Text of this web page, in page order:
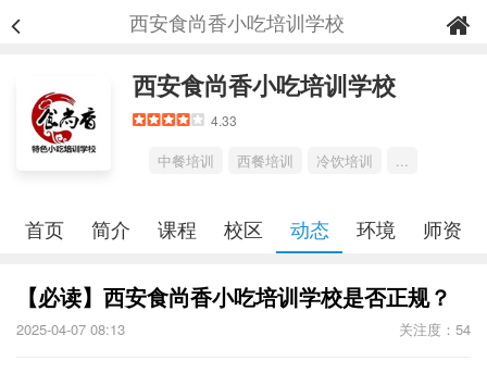
西安食尚香小吃培训学校
西安食尚香小吃培训学校
4.33
中餐培训 西餐培训 冷饮培训 ...
首页 简介 课程 校区 动态 环境 师资
【必读】西安食尚香小吃培训学校是否正规？
2025-04-07 08:13 关注度：54